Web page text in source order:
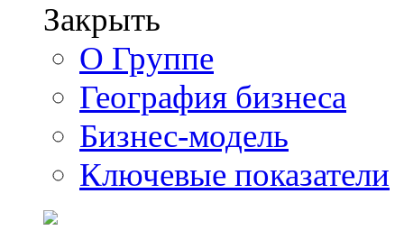
Закрыть
О Группе
География бизнеса
Бизнес-модель
Ключевые показатели